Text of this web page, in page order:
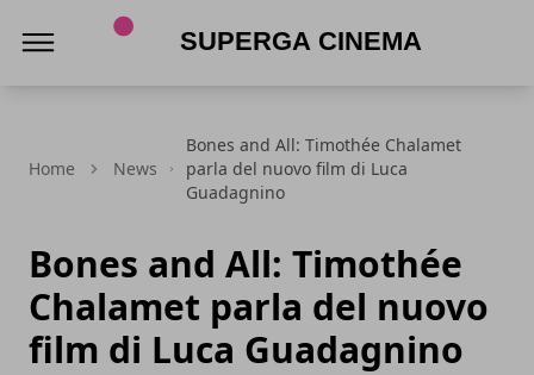
Home News
Bones and All: Timothée Chalamet
parla del nuovo film di Luca
Guadagnino
Bones and All: Timothée
Chalamet parla del nuovo
film di Luca Guadagnino